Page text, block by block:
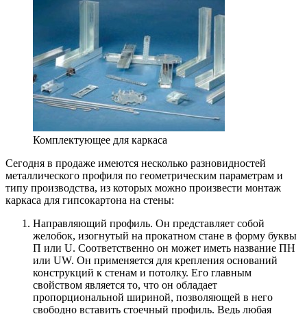
Комплектующее для каркаса
Сегодня в продаже имеются несколько разновидностей
металлического профиля по геометрическим параметрам и
типу производства, из которых можно произвести монтаж
каркаса для гипсокартона на стены:
Направляющий профиль. Он представляет собой
желобок, изогнутый на прокатном стане в форму буквы
П или U. Соответственно он может иметь название ПН
или UW. Он применяется для крепления оснований
конструкций к стенам и потолку. Его главным
свойством является то, что он обладает
пропорциональной шириной, позволяющей в него
свободно вставить стоечный профиль. Ведь любая